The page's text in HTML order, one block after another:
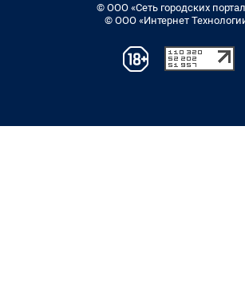
© ООО «Сеть городских
© ООО «Интернет